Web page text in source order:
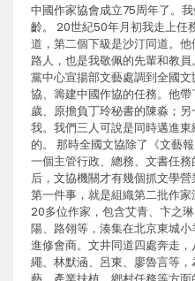
中國作家協會成立75周年了。
齡。 20世紀50年月初我走上任
道，第二個下級是沙汀同道。
路人，也是我敬佩的先輩和教
黨中心宣揚部文藝處調到全國
協、籌建中國作協的任務。他
歲、原擔負丁玲秘書的陳淼；
我。我們三人可說是同時邁進
的。 那時全國文協除了《文藝
一個主管行政、總務、文書任
后，文協機關才有幾個抓文學
第一件事，就是組織第二批作
20多位作家，包含艾青、卞之
陽、路翎等，湊集在北京東城
進修會商。文井同道四處奔走
繩、林默涵、呂東、廖魯言等